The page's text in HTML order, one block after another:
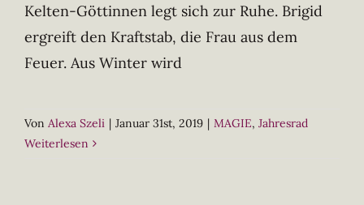
Kelten-Göttinnen legt sich zur Ruhe. Brigid
ergreift den Kraftstab, die Frau aus dem
Feuer. Aus Winter wird
Von Alexa Szeli | Januar 31st, 2019 | MAGIE, Jahresrad
Weiterlesen